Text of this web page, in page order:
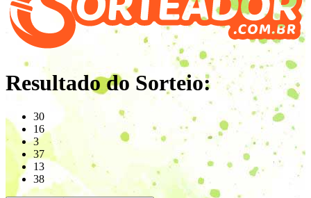
Resultado do Sorteio:
30
16
3
37
13
38